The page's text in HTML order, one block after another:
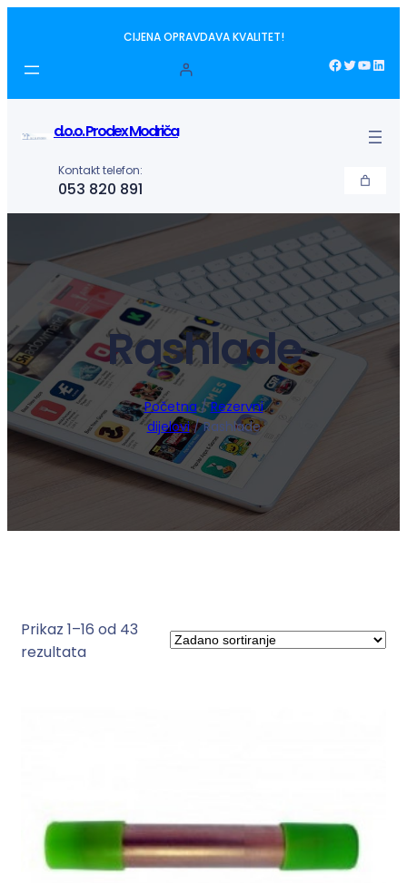
sadržaj
CIJENA OPRAVDAVA KVALITET!
Facebook Twitter YouTube LinkedIn
d.o.o. Prodex Modriča
Kontakt telefon:
053 820 891
Rashlade
Početna/Rezervni
dijelovi/ Rashlade
Prikaz 1–16 od 43
rezultata